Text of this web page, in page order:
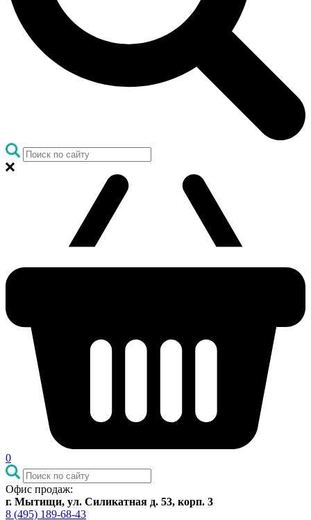
0
Офис продаж:
г. Мытищи, ул. Силикатная д. 53, корп. 3
8 (495) 189-68-43